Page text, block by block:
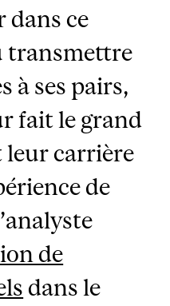
dans ce
transmettre
à ses pairs,
fait le grand
leur carrière
de
de
dans le